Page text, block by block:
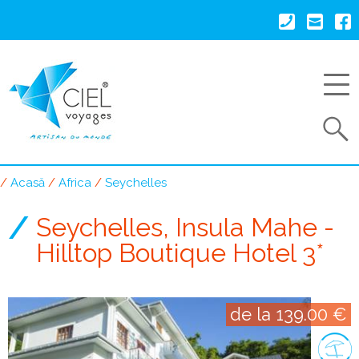
conţinutul
Acasă Africa Seychelles
Seychelles, Insula Mahe -
Hilltop Boutique Hotel 3*
de la 139.00 €